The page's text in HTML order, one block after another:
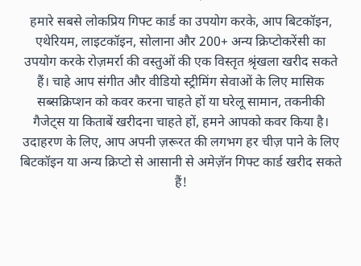
हमारे सबसे लोकप्रिय गिफ्ट कार्ड का उपयोग करके, आप बिटकॉइन,
एथेरियम, लाइटकॉइन, सोलाना और 200+ अन्य क्रिप्टोकरेंसी का
उपयोग करके रोज़मर्रा की वस्तुओं की एक विस्तृत श्रृंखला खरीद सकते
हैं। चाहे आप संगीत और वीडियो स्ट्रीमिंग सेवाओं के लिए मासिक
सब्सक्रिप्शन को कवर करना चाहते हों या घरेलू सामान, तकनीकी
गैजेट्स या किताबें खरीदना चाहते हों, हमने आपको कवर किया है।
उदाहरण के लिए, आप अपनी ज़रूरत की लगभग हर चीज़ पाने के लिए
बिटकॉइन या अन्य क्रिप्टो से आसानी से अमेज़ॅन गिफ्ट कार्ड खरीद सकते
हैं!